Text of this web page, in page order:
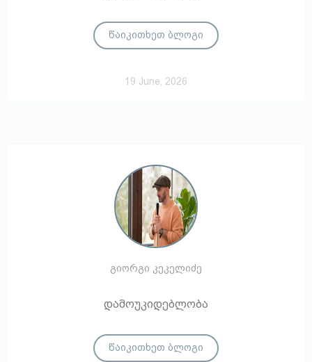
წაიკითხეთ ბლოგი
19 June, 2026
გიორგი კეკელიძე
დამოუკიდებლობა
წაიკითხეთ ბლოგი